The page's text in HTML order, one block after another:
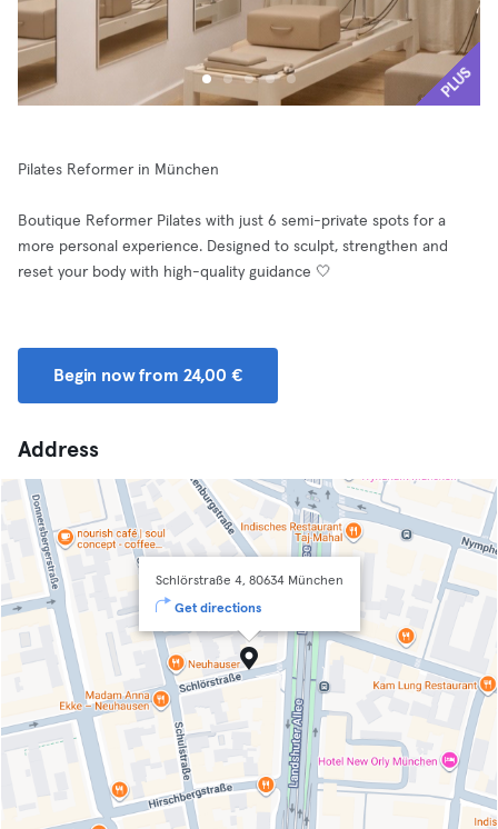
PLUS
Pilates Reformer in München
Boutique Reformer Pilates with just 6 semi-private spots for a
more personal experience. Designed to sculpt, strengthen and
reset your body with high-quality guidance 🤍
Begin now from 24,00 €
Address
Schlörstraße 4, 80634 München
Get directions